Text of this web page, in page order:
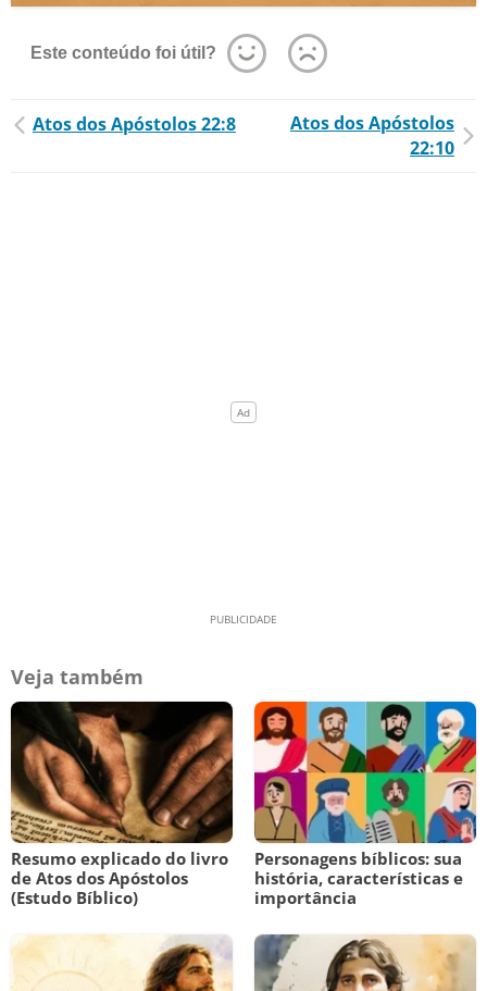
Este conteúdo foi útil?
Atos dos Apóstolos 22:8
Atos dos Apóstolos
22:10
Veja também
Resumo explicado do livro
de Atos dos Apóstolos
(Estudo Bíblico)
Personagens bíblicos: sua
história, características e
importância